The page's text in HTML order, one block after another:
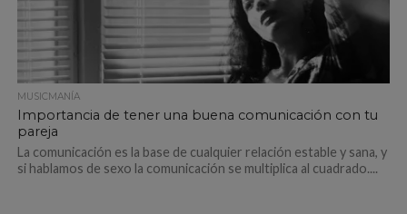
MUSICMANÍA
Importancia de tener una buena comunicación con tu
pareja
La comunicación es la base de cualquier relación estable y sana, y
si hablamos de sexo la comunicación se multiplica al cuadrado....